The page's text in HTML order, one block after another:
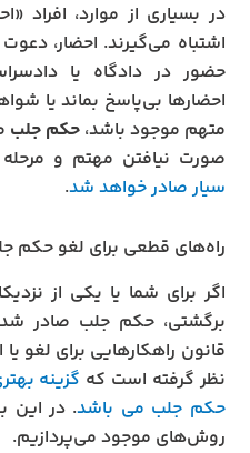
در بسیاری از موارد، افراد
اشتباه می‌گیرند. احضار،
حضور در دادگاه یا
احضارها بی‌پاسخ بماند یا
متهم موجود باشد،حکم جلب
صورت نیافتن مهتم و
سیار صادر خواهد شد.
راه‌های قطعی برای لغو حکم
اگر برای شما یا یکی از
برگشتی، حکم جلب صادر
قانون راهکارهایی برای لغو
نظر گرفته است که گزینه
حکم جلب می باشد. در این
روش‌های موجود می‌پردازیم.